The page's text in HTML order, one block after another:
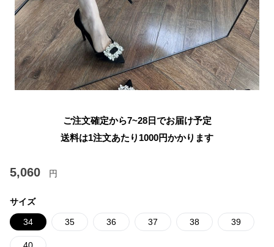
ご注文確定から7~28日でお届け予定
送料は1注文あたり 1000円かかります
5,060 円
サイズ
34 35 36 37 38 39